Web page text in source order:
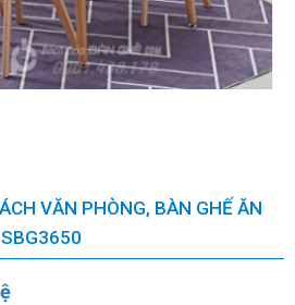
VĂN PHÒNG, BÀN GHẾ ĂN